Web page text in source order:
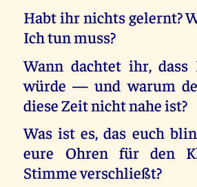
Habt ihr nichts gelernt?
Ich tun muss?
Wann dachtet ihr, dass
würde — und warum
diese Zeit nicht nahe ist?
Was ist es, das euch
eure Ohren für den
Stimme verschließt?